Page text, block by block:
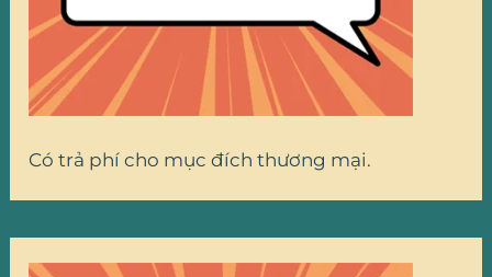
Có trả phí cho mục đích thương mại.